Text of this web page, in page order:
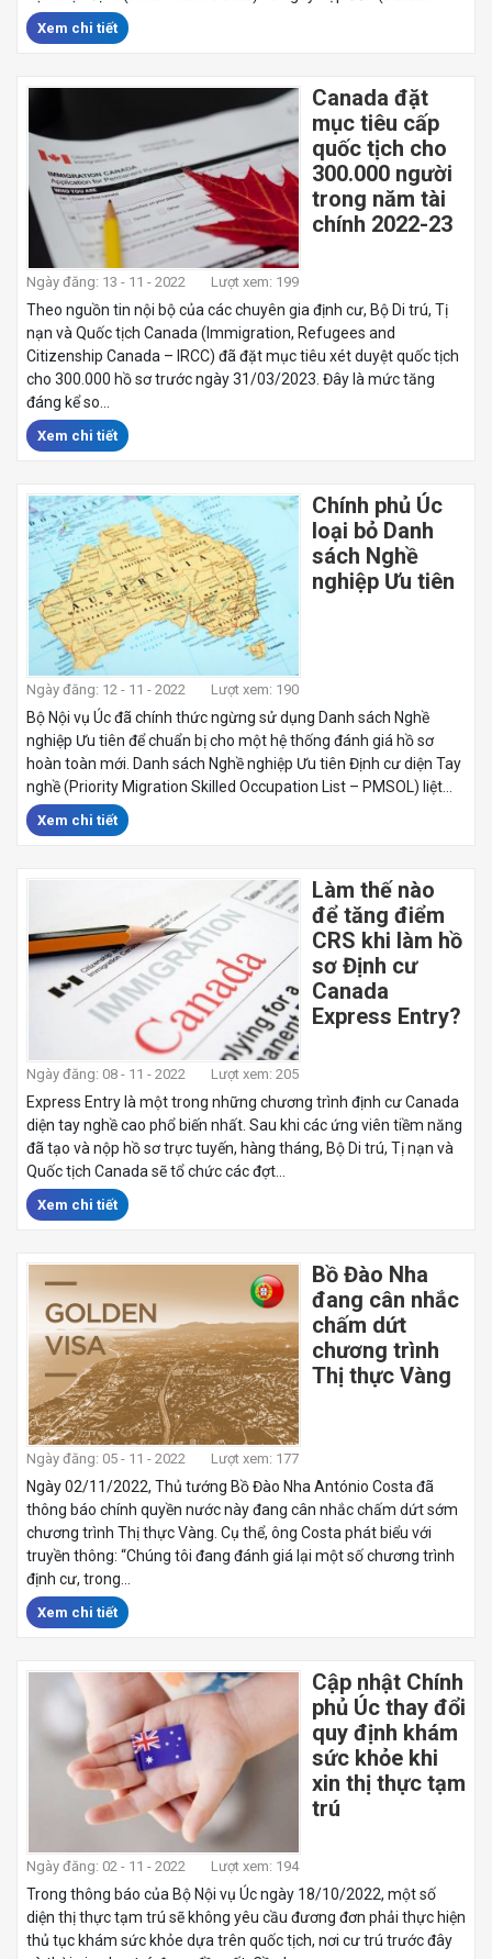
Xem chi tiết
Canada đặt
mục tiêu cấp
quốc tịch cho
300.000 người
trong năm tài
chính 2022-23
Ngày đăng: 13 - 11 - 2022 Lượt xem: 199
Theo nguồn tin nội bộ của các chuyên gia định cư, Bộ Di trú, Tị
nạn và Quốc tịch Canada (Immigration, Refugees and
Citizenship Canada – IRCC) đã đặt mục tiêu xét duyệt quốc tịch
cho 300.000 hồ sơ trước ngày 31/03/2023. Đây là mức tăng
đáng kể so...
Xem chi tiết
Chính phủ Úc
loại bỏ Danh
sách Nghề
nghiệp Ưu tiên
Ngày đăng: 12 - 11 - 2022 Lượt xem: 190
Bộ Nội vụ Úc đã chính thức ngừng sử dụng Danh sách Nghề
nghiệp Ưu tiên để chuẩn bị cho một hệ thống đánh giá hồ sơ
hoàn toàn mới. Danh sách Nghề nghiệp Ưu tiên Định cư diện Tay
nghề (Priority Migration Skilled Occupation List – PMSOL) liệt...
Xem chi tiết
Làm thế nào
để tăng điểm
CRS khi làm hồ
sơ Định cư
Canada
Express Entry?
Ngày đăng: 08 - 11 - 2022 Lượt xem: 205
Express Entry là một trong những chương trình định cư Canada
diện tay nghề cao phổ biến nhất. Sau khi các ứng viên tiềm năng
đã tạo và nộp hồ sơ trực tuyến, hàng tháng, Bộ Di trú, Tị nạn và
Quốc tịch Canada sẽ tổ chức các đợt...
Xem chi tiết
Bồ Đào Nha
đang cân nhắc
chấm dứt
chương trình
Thị thực Vàng
Ngày đăng: 05 - 11 - 2022 Lượt xem: 177
Ngày 02/11/2022, Thủ tướng Bồ Đào Nha António Costa đã
thông báo chính quyền nước này đang cân nhắc chấm dứt sớm
chương trình Thị thực Vàng. Cụ thể, ông Costa phát biểu với
truyền thông: “Chúng tôi đang đánh giá lại một số chương trình
định cư, trong...
Xem chi tiết
Cập nhật Chính
phủ Úc thay đổi
quy định khám
sức khỏe khi
xin thị thực tạm
trú
Ngày đăng: 02 - 11 - 2022 Lượt xem: 194
Trong thông báo của Bộ Nội vụ Úc ngày 18/10/2022, một số
diện thị thực tạm trú sẽ không yêu cầu đương đơn phải thực hiện
thủ tục khám sức khỏe dựa trên quốc tịch, nơi cư trú trước đây